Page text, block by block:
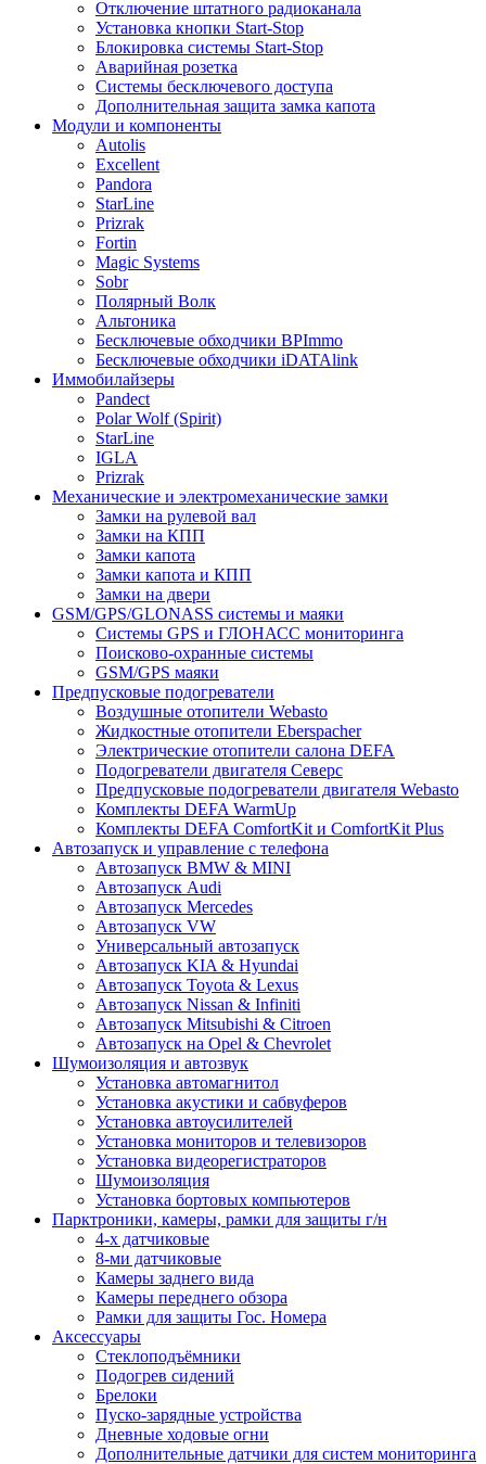
Отключение штатного радиоканала
Установка кнопки Start-Stop
Блокировка системы Start-Stop
Аварийная розетка
Системы бесключевого доступа
Дополнительная защита замка капота
Модули и компоненты
Autolis
Excellent
Pandora
StarLine
Prizrak
Fortin
Magic Systems
Sobr
Полярный Волк
Альтоника
Бесключевые обходчики BPImmo
Бесключевые обходчики iDATAlink
Иммобилайзеры
Pandect
Polar Wolf (Spirit)
StarLine
IGLA
Prizrak
Механические и электромеханические замки
Замки на рулевой вал
Замки на КПП
Замки капота
Замки капота и КПП
Замки на двери
GSM/GPS/GLONASS системы и маяки
Системы GPS и ГЛОНАСС мониторинга
Поисково-охранные системы
GSM/GPS маяки
Предпусковые подогреватели
Воздушные отопители Webasto
Жидкостные отопители Eberspacher
Электрические отопители салона DEFA
Подогреватели двигателя Северс
Предпусковые подогреватели двигателя Webasto
Комплекты DEFA WarmUp
Комплекты DEFA ComfortKit и ComfortKit Plus
Автозапуск и управление с телефона
Автозапуск BMW & MINI
Автозапуск Audi
Автозапуск Mercedes
Автозапуск VW
Универсальный автозапуск
Автозапуск KIA & Hyundai
Автозапуск Toyota & Lexus
Автозапуск Nissan & Infiniti
Автозапуск Mitsubishi & Citroen
Автозапуск на Opel & Chevrolet
Шумоизоляция и автозвук
Установка автомагнитол
Установка акустики и сабвуферов
Установка автоусилителей
Установка мониторов и телевизоров
Установка видеорегистраторов
Шумоизоляция
Установка бортовых компьютеров
Парктроники, камеры, рамки для защиты г/н
4-х датчиковые
8-ми датчиковые
Камеры заднего вида
Камеры переднего обзора
Рамки для защиты Гос. Номера
Аксессуары
Стеклоподъёмники
Подогрев сидений
Брелоки
Пуско-зарядные устройства
Дневные ходовые огни
Дополнительные датчики для систем мониторинга